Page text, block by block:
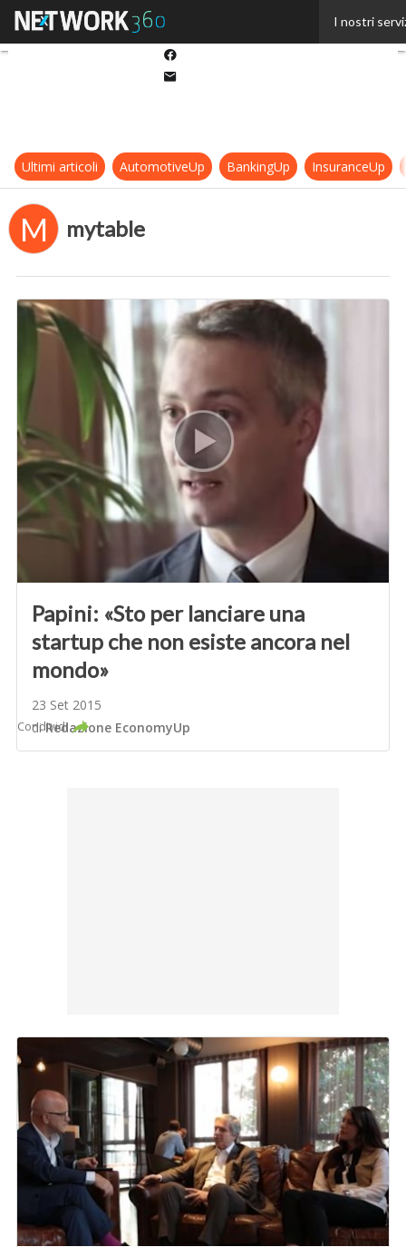
I nostri
Ultimi articoli AutomotiveUp BankingUp InsuranceUp
M mytable
Papini: «Sto per lanciare una
startup che non esiste ancora nel
mondo»
23 Set 2015
diRedazione EconomyUp
Condividi